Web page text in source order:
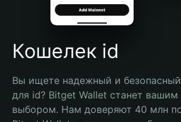
Español (Argentina)
Кошелек id
Вы ищете надежный и
для id? Bitget Wallet станет
выбором. Нам доверяют 40 млн